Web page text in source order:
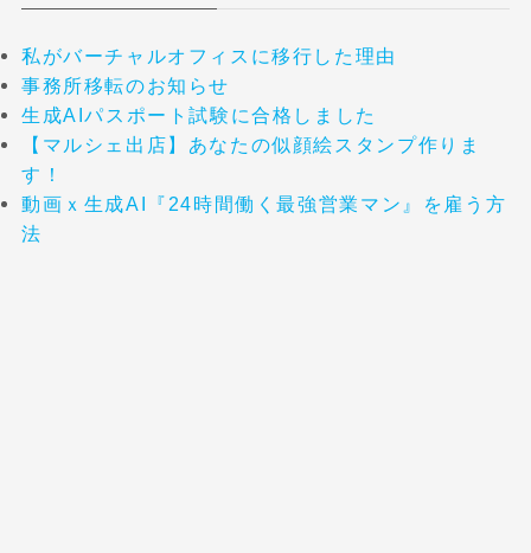
私がバーチャルオフィスに移行した理由
事務所移転のお知らせ
生成AIパスポート試験に合格しました
【マルシェ出店】あなたの似顔絵スタンプ作りま
す！
動画ｘ生成AI『24時間働く最強営業マン』を雇う方
法